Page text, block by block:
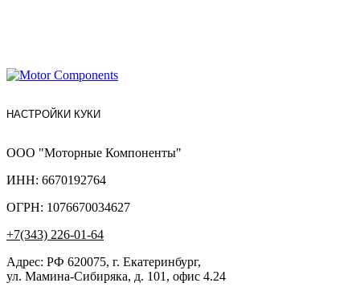
НАСТРОЙКИ КУКИ
ООО "Моторные Компоненты"
ИНН: 6670192764
ОГРН: 1076670034627
+7(343) 226-01-64
Адрес: РФ 620075, г. Екатеринбург,
ул. Мамина-Сибиряка, д. 101, офис 4.24